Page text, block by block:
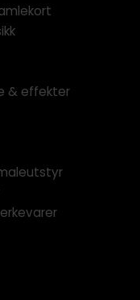
& effekter